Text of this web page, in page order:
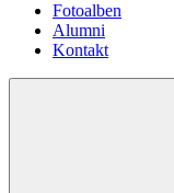
Fotoalben
Alumni
Kontakt